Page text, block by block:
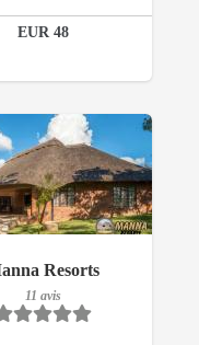
EUR 48
Resorts
11 avis
déjeuner inclus
11 avis